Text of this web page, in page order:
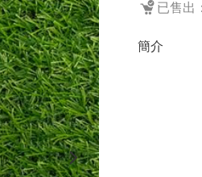
已售出
簡介